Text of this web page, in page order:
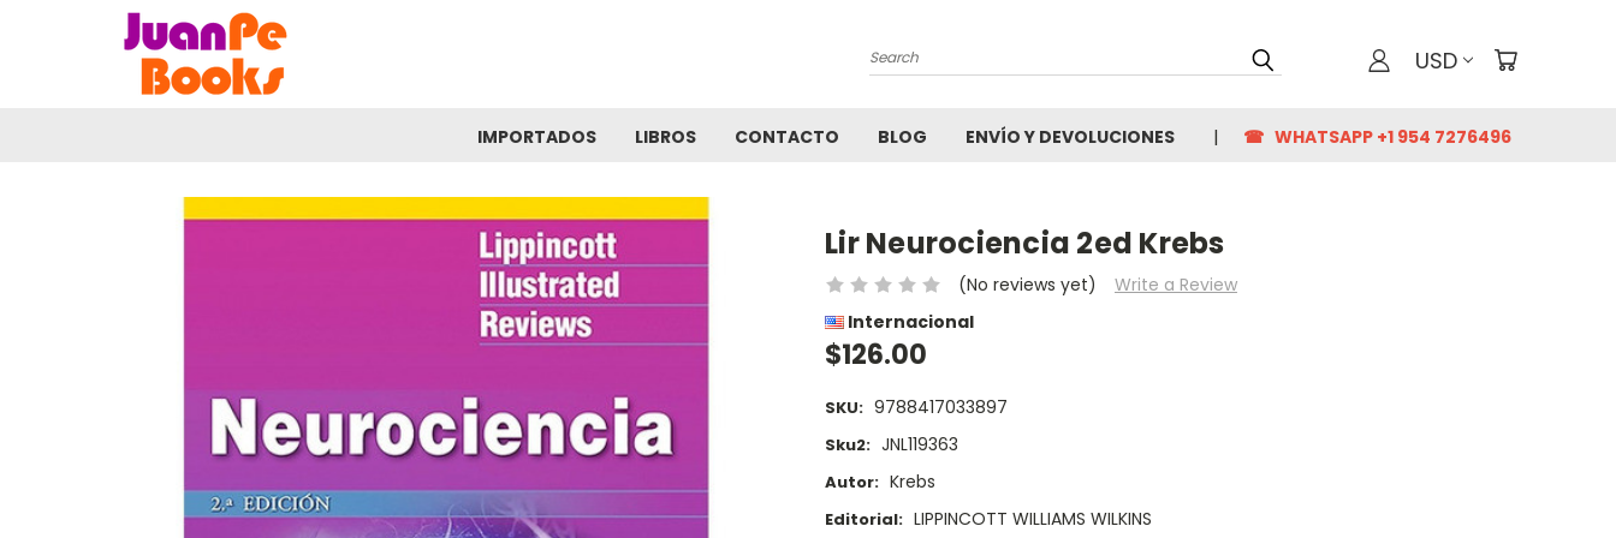
Search USD
IMPORTADOS LIBROS CONTACTO BLOG ENVÍO Y DEVOLUCIONES ☎ WHATSAPP +1 954 7276496
Lir Neurociencia 2ed Krebs
(No reviews yet)
Write a Review
Internacional
$126.00
SKU: 9788417033897
Sku2: JNL119363
Autor: Krebs
Editorial: LIPPINCOTT WILLIAMS WILKINS